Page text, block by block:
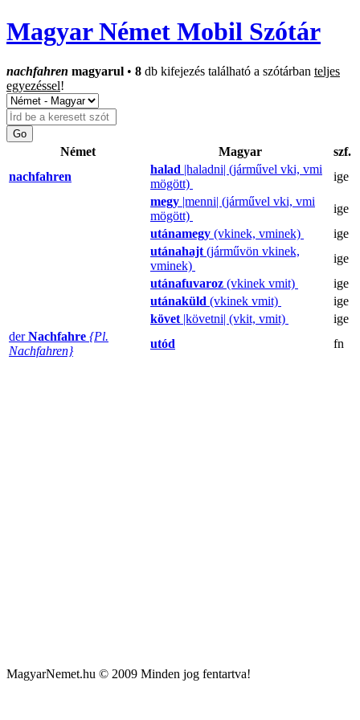
Magyar Német Mobil Szótár
nachfahren magyarul • 8 db kifejezés található a szótárban teljes
egyezéssel!
Német Magyar
szf.
nachfahren
halad |haladni| (járművel vki, vmi
mögött)
ige
megy |menni| (járművel vki, vmi
mögött)
ige
utánamegy (vkinek, vminek)
ige
utánahajt (járművön vkinek,
vminek)
ige
utánafuvaroz (vkinek vmit)
ige
utánaküld (vkinek vmit)
ige
követ |követni| (vkit, vmit)
ige
derNachfahre {Pl.
Nachfahren}
utód fn
MagyarNemet.hu © 2009 Minden jog fentartva!